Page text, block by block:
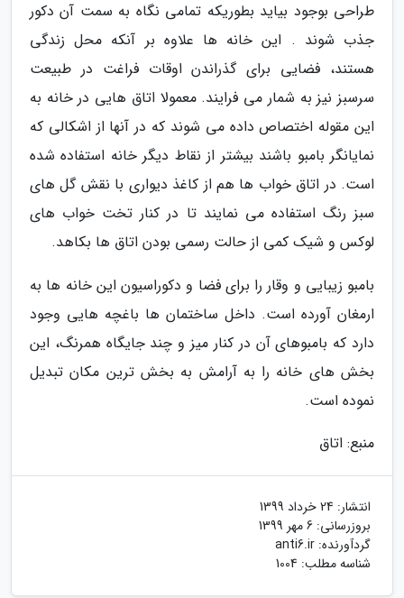
طراحی بوجود بیاید بطوریکه تمامی نگاه به سمت آن دکور
جذب شوند . این خانه ها علاوه بر آنکه محل زندگی
هستند، فضایی برای گذراندن اوقات فراغت در طبیعت
سرسبز نیز به شمار می فرایند. معمولا اتاق هایی در خانه به
این مقوله اختصاص داده می شوند که در آنها از اشکالی که
نمایانگر بامبو باشند بیشتر از نقاط دیگر خانه استفاده شده
است. در اتاق خواب ها هم از کاغذ دیواری با نقش گل های
سبز رنگ استفاده می نمایند تا در کنار تخت خواب های
لوکس و شیک کمی از حالت رسمی بودن اتاق ها بکاهد.
بامبو زیبایی و وقار را برای فضا و دکوراسیون این خانه ها به
ارمغان آورده است. داخل ساختمان ها باغچه هایی وجود
دارد که بامبوهای آن در کنار میز و چند جایگاه همرنگ، این
بخش های خانه را به آرامش به بخش ترین مکان تبدیل
نموده است.
منبع: اتاق
انتشار: 24 خرداد 1399
بروزرسانی: 6 مهر 1399
گردآورنده: anti6.ir
شناسه مطلب: 1004